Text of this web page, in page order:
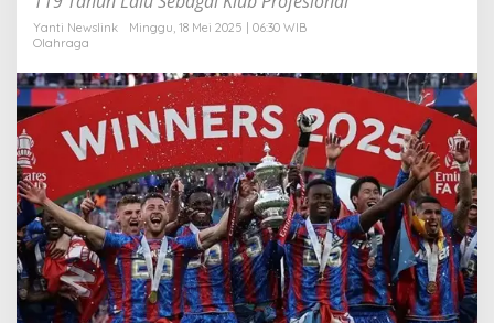
s
u
g
k
u
r
d
i
W
e
m
b
l
e
y
Yanti Newslink
Minggu, 18 Mei 2025 | 06:30 WIB
Olahraga